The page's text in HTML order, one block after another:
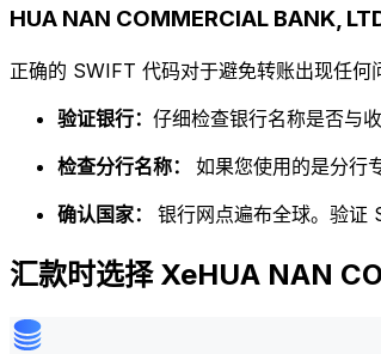
HUA NAN COMMERCIAL BANK,
正确的 SWIFT 代码对于避免转账出现任
验证银行： 仔细检查银行名称是否与
检查分行名称： 如果您使用的是分行
确认国家： 银行网点遍布全球。验证
汇款时选择 XeHUA NAN